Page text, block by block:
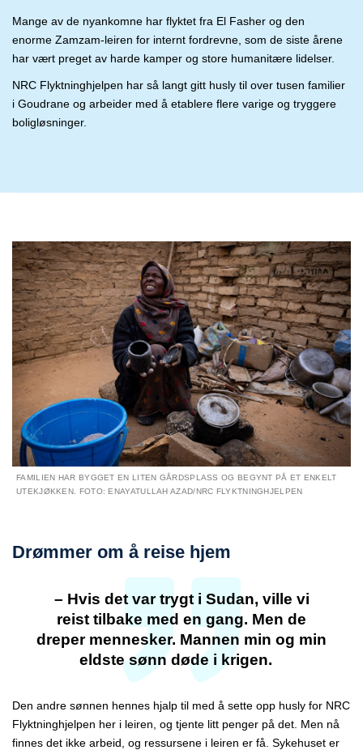
Mange av de nyankomne har flyktet fra El Fasher og den
enorme Zamzam-leiren for internt fordrevne, som de siste årene
har vært preget av harde kamper og store humanitære lidelser.
NRC Flyktninghjelpen har så langt gitt husly til over tusen familier
i Goudrane og arbeider med å etablere flere varige og tryggere
boligløsninger.
FAMILIEN HAR BYGGET EN LITEN GÅRDSPLASS OG BEGYNT PÅ ET ENKELT
UTEKJØKKEN. FOTO: ENAYATULLAH AZAD/NRC FLYKTNINGHJELPEN
Drømmer om å reise hjem
– Hvis det var trygt i Sudan, ville vi
reist tilbake med en gang. Men de
dreper mennesker. Mannen min og min
eldste sønn døde i krigen.
Den andre sønnen hennes hjalp til med å sette opp husly for NRC
Flyktninghjelpen her i leiren, og tjente litt penger på det. Men nå
finnes det ikke arbeid, og ressursene i leiren er få. Sykehuset er